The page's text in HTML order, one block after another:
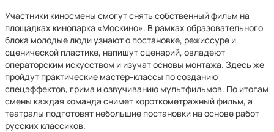
Участники киносмены смогут снять собственный фильм на
площадках кинопарка «Москино». В рамках образовательного
блока молодые люди узнают о постановке, режиссуре и
сценической пластике, напишут сценарий, овладеют
операторским искусством и изучат основы монтажа. Здесь же
пройдут практические мастер-классы по созданию
спецэффектов, грима и озвучиванию мультфильмов. По итогам
смены каждая команда снимет короткометражный фильм, а
театралы подготовят небольшие постановки на основе работ
русских классиков.